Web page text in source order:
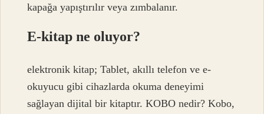
kapağa yapıştırılır veya zımbalanır.
E-kitap ne oluyor?
elektronik kitap; Tablet, akıllı telefon ve e-
okuyucu gibi cihazlarda okuma deneyimi
sağlayan dijital bir kitaptır. KOBO nedir? Kobo,